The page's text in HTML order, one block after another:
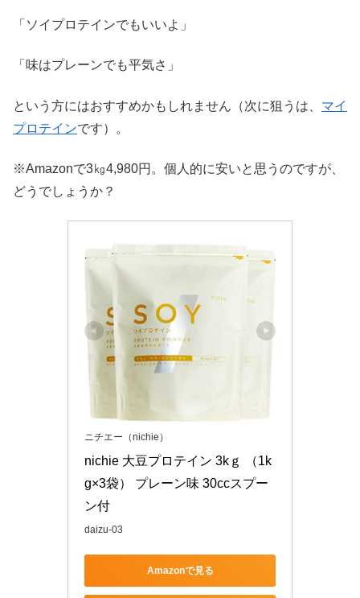
「ソイプロテインでもいいよ」
「味はプレーンでも平気さ」
という方にはおすすめかもしれません（次に狙うは、 マイ
プロテインです）。
※Amazonで3㎏4,980円。個人的に安いと思うのですが、
どうでしょうか？
ニチエー（nichie）
nichie 大豆プロテイン 3kｇ （1k
g×3袋） プレーン味 30ccスプー
ン付
daizu-03
Amazonで見る